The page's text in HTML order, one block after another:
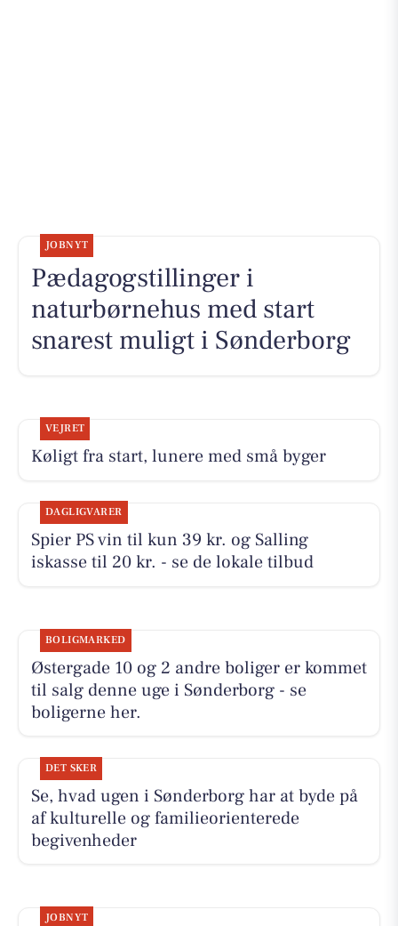
JOBNYT
Pædagogstillinger i
naturbørnehus med start
snarest muligt i Sønderborg
VEJRET
Køligt fra start, lunere med små byger
DAGLIGVARER
Spier PS vin til kun 39 kr. og Salling
iskasse til 20 kr. - se de lokale tilbud
BOLIGMARKED
Østergade 10 og 2 andre boliger er kommet
til salg denne uge i Sønderborg - se
boligerne her.
DET SKER
Se, hvad ugen i Sønderborg har at byde på
af kulturelle og familieorienterede
begivenheder
JOBNYT